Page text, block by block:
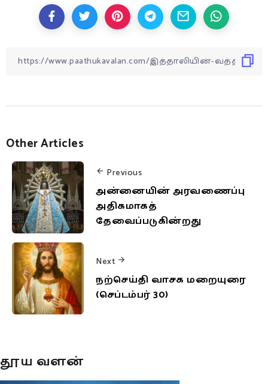
Other Articles
Previous
அன்னையின் அரவணைப்பு
அதிகமாகத்
தேவைப்படுகின்றது
Next
நற்செய்தி வாசக மறையுரை
(செப்டம்பர் 30)
தூய வளன்